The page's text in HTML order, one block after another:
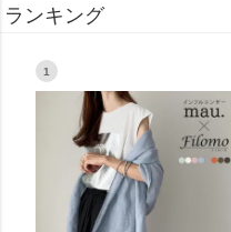
ランキング
1